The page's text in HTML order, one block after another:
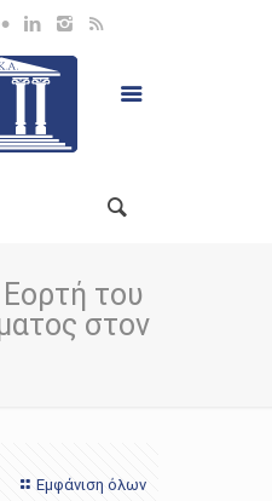
του
στον
Εμφάνιση όλων